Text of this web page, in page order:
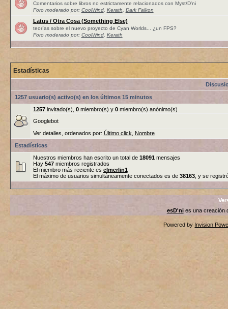
Comentarios sobre libros no estrictamente relacionados con Myst/D'ni
Foro moderado por: CoolWind, Kerath Dark Falkon
Latus / Otra Cosa (Something Else)
teorías sobre el nuevo proyecto de Cyan Worlds... ¿un FPS?
Foro moderado por: CoolWind, Kerath
Estadísticas
1257 usuario(s) activo(s) en los últimos 15 minutos
1257invitado(s), 0miembro(s) y 0miembro(s) anónimo(s)
Googlebot
Ver detalles, ordenados por: Último click
Nombre
Estadísticas
Nuestros miembros han escrito un total de 18091mensajes
Hay 547miembros registrados
El miembro más reciente es elmerlin1
El máximo de usuarios simultáneamente conectados es de 38163, y se
esD'nies una creación
Powered by Invision